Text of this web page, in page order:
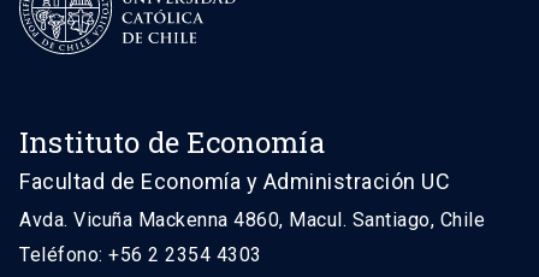
Instituto de Economía
Facultad de Economía y Administración UC
Avda. Vicuña Mackenna 4860, Macul. Santiago, Chile
Teléfono: +56 2 2354 4303